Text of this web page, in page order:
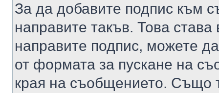
За да добавите подпис към
направите такъв. Това
направите подпис, можете
от формата за пускане на
края на съобщението. Също